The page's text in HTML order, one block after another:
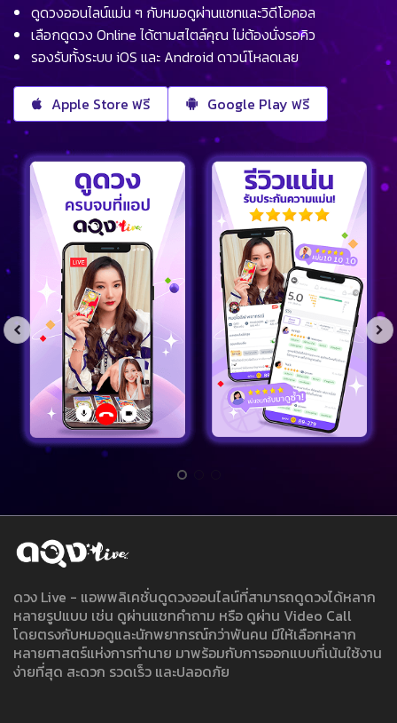
ดูดวงออนไลน์แม่น ๆ กับหมอดูผ่านแชทและวิดีโอคอล
เลือกดูดวง Online ได้ตามสไตล์คุณ ไม่ต้องนั่งรอคิว
รองรับทั้งระบบ iOS และ Android ดาวน์โหลดเลย
Apple Store ฟรี Google Play ฟรี
ดวง Live - แอพพลิเคชั่นดูดวงออนไลน์ที่สามารถดูดวงได้หลาก
หลายรูปแบบ เช่น ดูผ่านแชทคำถาม หรือ ดูผ่าน Video Call
โดยตรงกับหมอดูและนักพยากรณ์กว่าพันคน มีให้เลือกหลาก
หลายศาสตร์แห่งการทำนาย มาพร้อมกับการออกแบบที่เน้นใช้งาน
ง่ายที่สุด สะดวก รวดเร็ว และปลอดภัย